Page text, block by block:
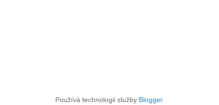
Používá technologii služby Blogger.